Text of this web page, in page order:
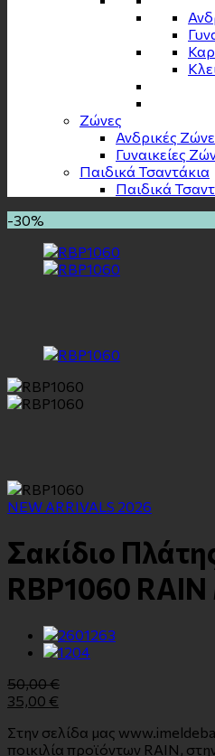
Zώνες
Ανδρικές
Γυναικείες
Παιδικά Τσαντάκια
Παιδικά
-30%
NEW ARRIVALS 2026
Σακίδιο
RBP1060
50,00€
35,00 €
Στην σελίδα μας
ποικιλία προϊόντων RAIN,